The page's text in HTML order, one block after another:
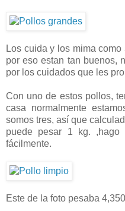
Los cuida y los mima
por eso estan tan buenos,
por los cuidados que les
Con uno de estos pollos,
casa normalmente
somos tres, así que
puede pesar 1 kg. ,hago
fácilmente.
Este de la foto pesaba